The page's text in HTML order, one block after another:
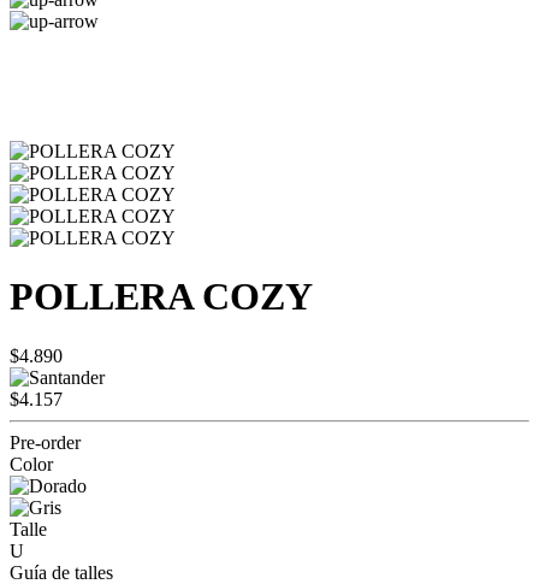
POLLERA COZY
$4.890
$4.157
Pre-order
Color
Talle
U
Guía de talles